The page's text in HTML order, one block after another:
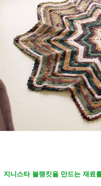
지니스타 블랭킷을 만드는 재료